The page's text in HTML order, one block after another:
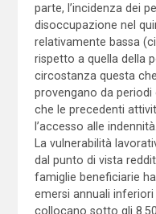
parte, l’incidenza dei
disoccupazione nel
relativamente bassa
rispetto a quella della
circostanza questa
provengano da
che le precedenti
l’accesso alle indennità.
La vulnerabilità
dal punto di vista
famiglie beneficiarie
emersi annuali
collocano sotto gli